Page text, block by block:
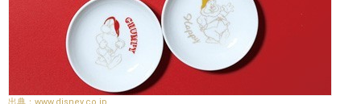
www.disney.co.jp